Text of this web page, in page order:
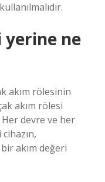
yerine ne
akım rölesinin
akım rölesi
Her devre ve her
akım değeri